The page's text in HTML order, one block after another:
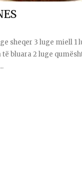
sheqer 3 luge miell 1
bluara 2 luge